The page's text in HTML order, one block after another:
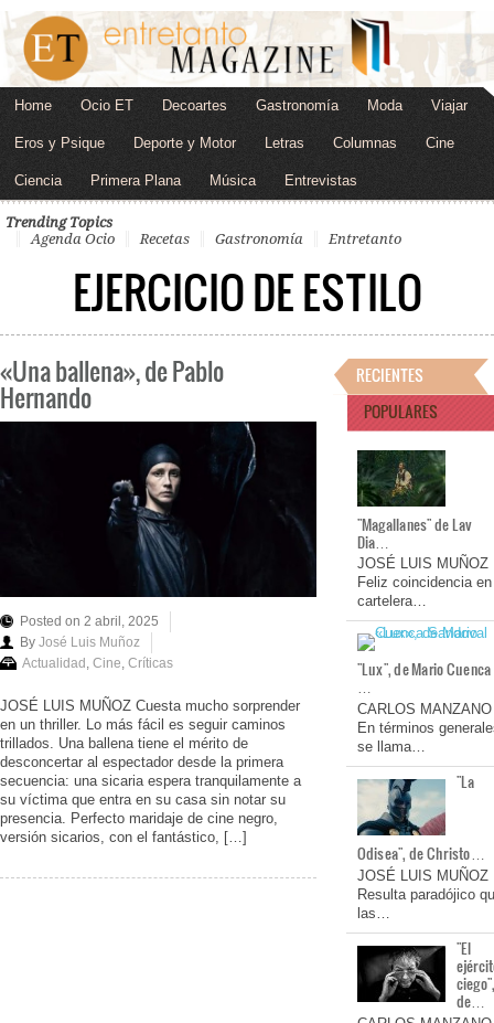
Home Ocio ET Decoartes Gastronomía Moda Viajar
Eros y Psique Deporte y Motor Letras Columnas Cine
Ciencia Primera Plana Música Entrevistas
Trending Topics
Agenda Ocio
Recetas Gastronomía Entretanto
EJERCICIO DE ESTILO
«Una ballena», de Pablo
Hernando
Posted on 2 abril, 2025
By José Luis Muñoz
Actualidad, Cine, Críticas
JOSÉ LUIS MUÑOZ Cuesta mucho sorprender
en un thriller. Lo más fácil es seguir caminos
trillados. Una ballena tiene el mérito de
desconcertar al espectador desde la primera
secuencia: una sicaria espera tranquilamente a
su víctima que entra en su casa sin notar su
presencia. Perfecto maridaje de cine negro,
versión sicarios, con el fantástico, […]
RECIENTES
POPULARES
"Magallanes" de Lav
Dia…
JOSÉ LUIS MUÑOZ
Feliz coincidencia en
cartelera…
"Lux", de Mario Cuenca
…
CARLOS MANZANO
En términos
se llama…
"La
Odisea", de Christo…
JOSÉ LUIS MUÑOZ
Resulta paradójico
las…
"El
de…